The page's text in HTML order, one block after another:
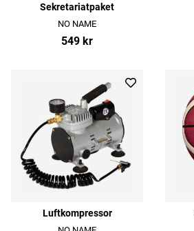
Sekretariatpaket
NO NAME
549 kr
Luftkompressor